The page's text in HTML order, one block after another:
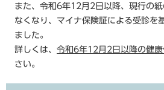
また、令和6年12月2日以降、現行の
なくなり、マイナ保険証による受診を
ました。
詳しくは、 令和6年12月2日以降の健康
さい。